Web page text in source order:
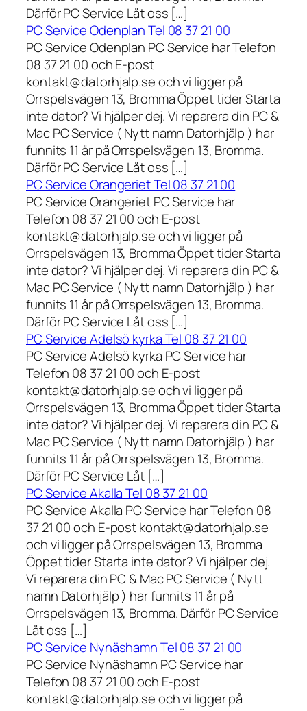
Därför PC Service Låt oss […]
PC Service Odenplan Tel 08 37 21 00
PC Service Odenplan PC Service har Telefon
08 37 21 00 och E-post
kontakt@datorhjalp.se och vi ligger på
Orrspelsvägen 13, Bromma Öppet tider Starta
inte dator? Vi hjälper dej. Vi reparera din PC &
Mac PC Service ( Nytt namn Datorhjälp ) har
funnits 11 år på Orrspelsvägen 13, Bromma.
Därför PC Service Låt oss […]
PC Service Orangeriet Tel 08 37 21 00
PC Service Orangeriet PC Service har
Telefon 08 37 21 00 och E-post
kontakt@datorhjalp.se och vi ligger på
Orrspelsvägen 13, Bromma Öppet tider Starta
inte dator? Vi hjälper dej. Vi reparera din PC &
Mac PC Service ( Nytt namn Datorhjälp ) har
funnits 11 år på Orrspelsvägen 13, Bromma.
Därför PC Service Låt oss […]
PC Service Adelsö kyrka Tel 08 37 21 00
PC Service Adelsö kyrka PC Service har
Telefon 08 37 21 00 och E-post
kontakt@datorhjalp.se och vi ligger på
Orrspelsvägen 13, Bromma Öppet tider Starta
inte dator? Vi hjälper dej. Vi reparera din PC &
Mac PC Service ( Nytt namn Datorhjälp ) har
funnits 11 år på Orrspelsvägen 13, Bromma.
Därför PC Service Låt […]
PC Service Akalla Tel 08 37 21 00
PC Service Akalla PC Service har Telefon 08
37 21 00 och E-post kontakt@datorhjalp.se
och vi ligger på Orrspelsvägen 13, Bromma
Öppet tider Starta inte dator? Vi hjälper dej.
Vi reparera din PC & Mac PC Service ( Nytt
namn Datorhjälp ) har funnits 11 år på
Orrspelsvägen 13, Bromma. Därför PC Service
Låt oss […]
PC Service Nynäshamn Tel 08 37 21 00
PC Service Nynäshamn PC Service har
Telefon 08 37 21 00 och E-post
kontakt@datorhjalp.se och vi ligger på